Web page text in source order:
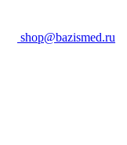
shop@bazismed.ru